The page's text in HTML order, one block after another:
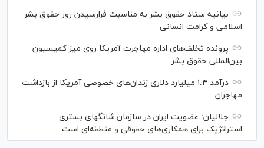
بیانیه ستاد حقوق بشر به مناسبت فرارسیدن روز حقوق بشر
اسلامی و کرامت انسانی
پرونده تخلف‌های اداره مهاجرت آمریکا روی میز کمیسیون
بین‌المللی حقوق بشر
درآمد ۱.۴ میلیارد دلاری زندان‌های خصوصی آمریکا از بازداشت
مهاجران
جلالیان: عضویت ایران در سازمان شانگهای بستری
استراتژیک برای همکاری‌های حقوقی و منطقه‌ای است